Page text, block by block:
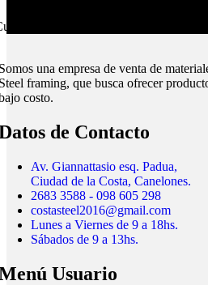
todo el país.
una empresa de venta de
framing, que busca ofrecer
costo.
de Contacto
Av. Giannattasio esq. Padua,
Ciudad de la Costa, Canelones.
2683 3588 - 098 605 298
costasteel2016@gmail.com
Lunes a Viernes de 9 a 18hs.
Sábados de 9 a 13hs.
Usuario